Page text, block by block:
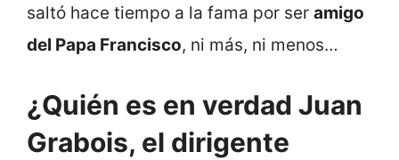
saltó hace tiempo a la fama por ser amigo
del Papa Francisco, ni más, ni menos…
¿Quién es en verdad Juan
Grabois, el dirigente